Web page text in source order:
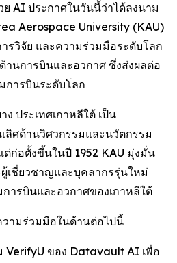
AI ประกาศในวันนี้ว่าได้ลงนาม
Aerospace University (KAU)
รวิจัย และความร่วมมือระดับโลก
นการบินและอวกาศ ซึ่งส่งผลต่อ
การบินระดับโลก
ง ประเทศเกาหลีใต้ เป็น
ลิศด้านวิศวกรรมและนวัตกรรม
ก่อตั้งขึ้นในปี 1952 KAU มุ่งมั่น
ผู้เชี่ยวชาญและบุคลากรรุ่นใหม่
ารบินและอวกาศของเกาหลีใต้
ามร่วมมือในด้านต่อไปนี้
VerifyU ของ Datavault AI เพื่อ